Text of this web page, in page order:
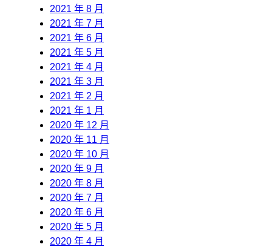
2021 年 8 月
2021 年 7 月
2021 年 6 月
2021 年 5 月
2021 年 4 月
2021 年 3 月
2021 年 2 月
2021 年 1 月
2020 年 12 月
2020 年 11 月
2020 年 10 月
2020 年 9 月
2020 年 8 月
2020 年 7 月
2020 年 6 月
2020 年 5 月
2020 年 4 月